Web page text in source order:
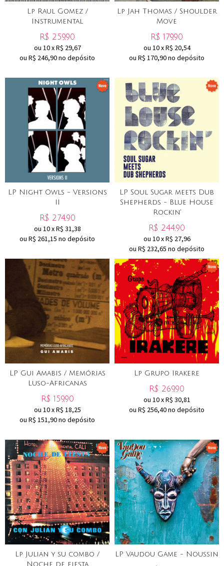
Lp Raul Gomez /
Instrumental
R$ 259,90
ou 10xR$ 29,67
ou R$ 246,90no depósito
Lp Jah Thomas / Shoulder
Move
R$ 179,90
ou 10xR$ 20,54
ou R$ 170,90no depósito
LP Night Owls - Versions
R$ 274,90
ou 10xR$ 31,38
ou R$ 261,15 no depósito
LP Soul Sugar meets Dub
Shepherds - Blue House
Rockin'
R$ 244,90
ou 10xR$ 27,96
ou R$ 232,65 no depósito
LP Gui Amabis / Memórias
Luso-Africanas
R$ 159,90
ou 10xR$ 18,25
ou R$ 151,90no depósito
Lp Grupo Irakere
R$ 269,90
ou 10xR$ 30,81
ou R$ 256,40no depósito
Lp Julian y su combo /
Noche de fiesta
LP Vaudou Game - Noussin